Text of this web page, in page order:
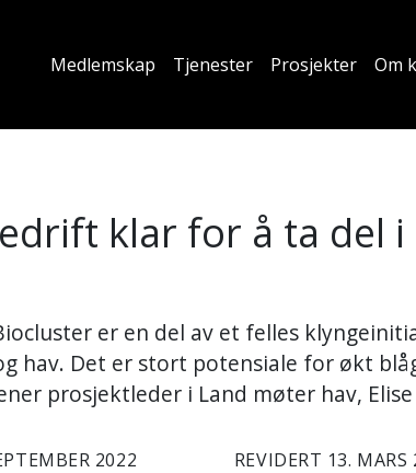
Medlemskap Tjenester Prosjekter Om
klar for å ta del
er en del av et felles
hav. Det er stort potensiale for økt
prosjektleder i Land møter hav,
2022 REVIDERT 13. MARS